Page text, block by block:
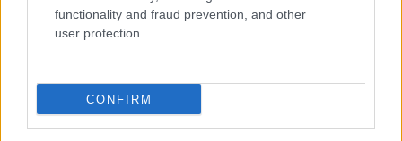
functionality and fraud prevention, and other
user protection.
CONFIRM
Hiába a segítő szándék, az engedmények
akár le is lassíthatják a MotoGP versenyzőit